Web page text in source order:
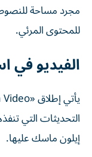
مجرد مساحة
للمحتوى المرئي.
الفيديو في
التحديثات التي
إيلون ماسك عليها.